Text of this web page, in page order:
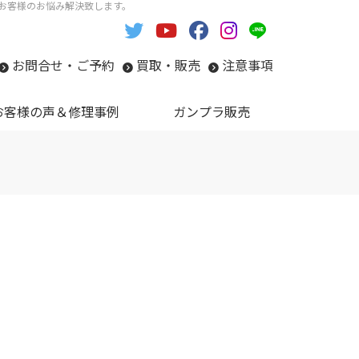
様のお悩み解決致します。
お問合せ・ご予約 買取・販売 注意事項
客様の声＆修理事例 ガンプラ販売